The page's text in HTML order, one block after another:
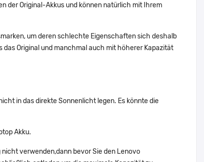
der Original-Akkus und können natürlich mit Ihrem
um deren schlechte Eigenschaften sich deshalb
Original und manchmal auch mit höherer Kapazität
in das direkte Sonnenlicht legen. Es könnte die
Akku.
nicht verwenden,dann bevor Sie den Lenovo